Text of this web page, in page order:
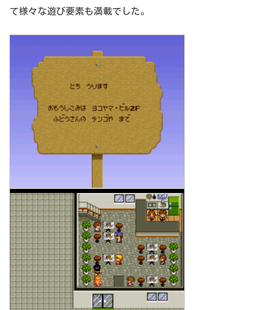
て様々な遊び要素も満載でした。